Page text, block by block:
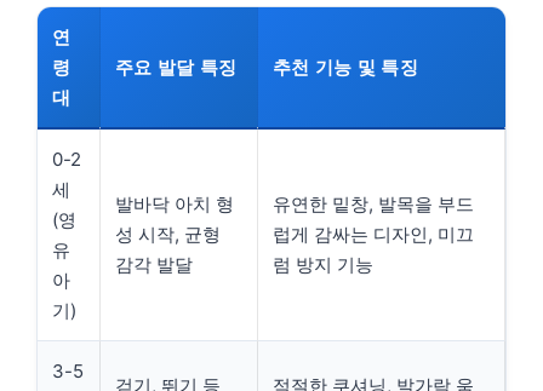
연
령
대
주요 발달 특징 추천 기능 및 특징
0-2
세
(영
유
아
기)
발바닥 아치 형
성 시작, 균형
감각 발달
유연한 밑창, 발목을 부드
럽게 감싸는 디자인, 미끄
럼 방지 기능
3-5
걷기, 뛰기 등 적절한 쿠셔닝, 발가락 움